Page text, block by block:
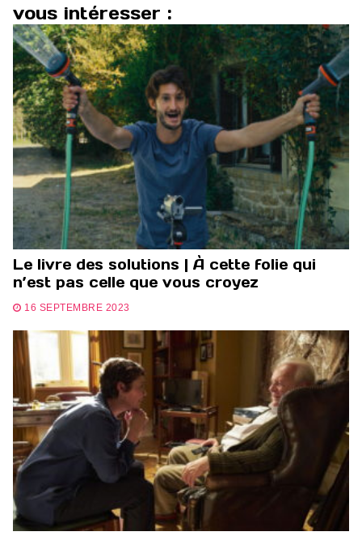
vous intéresser :
Le livre des solutions | À cette folie qui
n’est pas celle que vous croyez
16 SEPTEMBRE 2023